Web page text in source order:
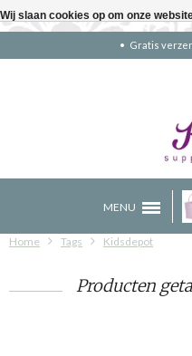
Gratis
MENU
Home Tags Kidsdepot
Producten
Wij slaan cookies op om onze